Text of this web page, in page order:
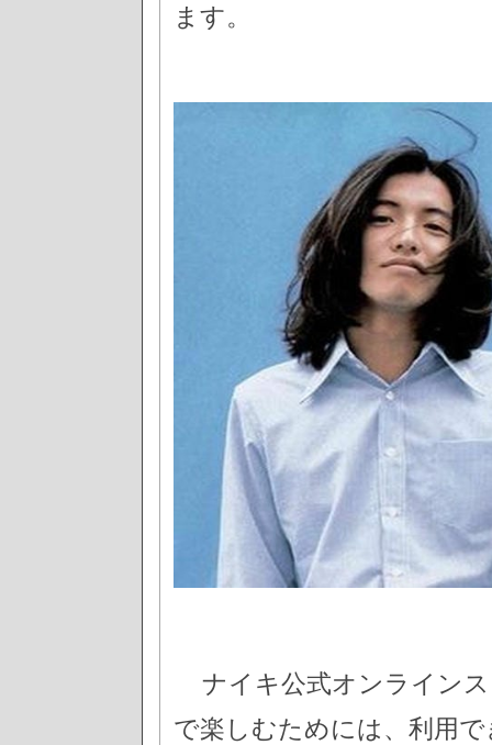
ます。
ナイキ公式オンライン
で楽しむためには、利用